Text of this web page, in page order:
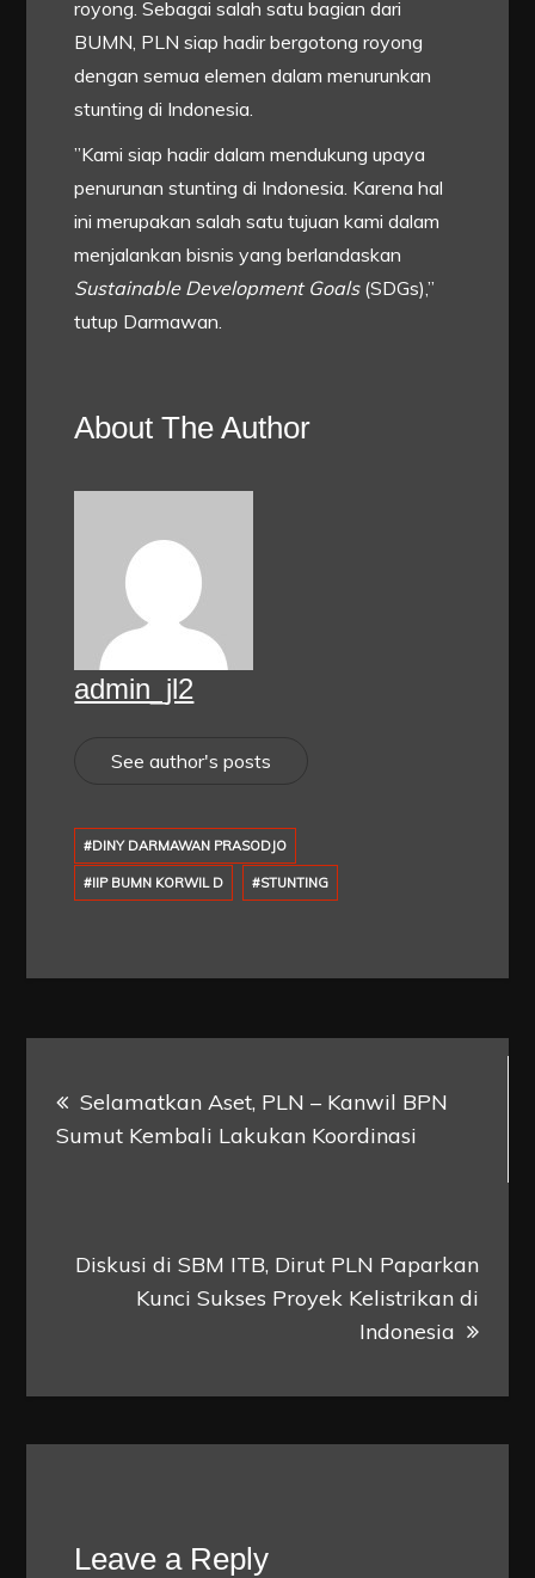
royong. Sebagai salah satu bagian dari
BUMN, PLN siap hadir bergotong royong
dengan semua elemen dalam menurunkan
stunting di Indonesia.
”Kami siap hadir dalam mendukung upaya
penurunan stunting di Indonesia. Karena hal
ini merupakan salah satu tujuan kami dalam
menjalankan bisnis yang berlandaskan
Sustainable Development Goals(SDGs),”
tutup Darmawan.
About The Author
admin_jl2
See author's posts
#DINY DARMAWAN PRASODJO
#IIP BUMN KORWIL D #STUNTING
navigation
Selamatkan Aset, PLN – Kanwil BPN
Sumut Kembali Lakukan Koordinasi
Diskusi di SBM ITB, Dirut PLN Paparkan
Kunci Sukses Proyek Kelistrikan di
Indonesia
Leave a Reply